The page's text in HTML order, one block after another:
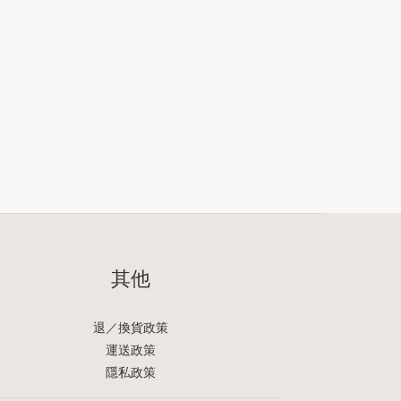
其他
退／換貨政策
運送政策
隱私政策